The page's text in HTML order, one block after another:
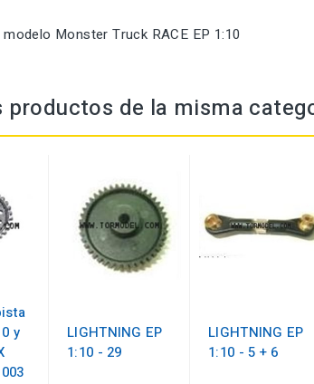
Monster Truck RACE EP 1:10
productos de la misma
y
LIGHTNING EP
1:10 - 29
LIGHTNING EP
1:10 - 5 + 6